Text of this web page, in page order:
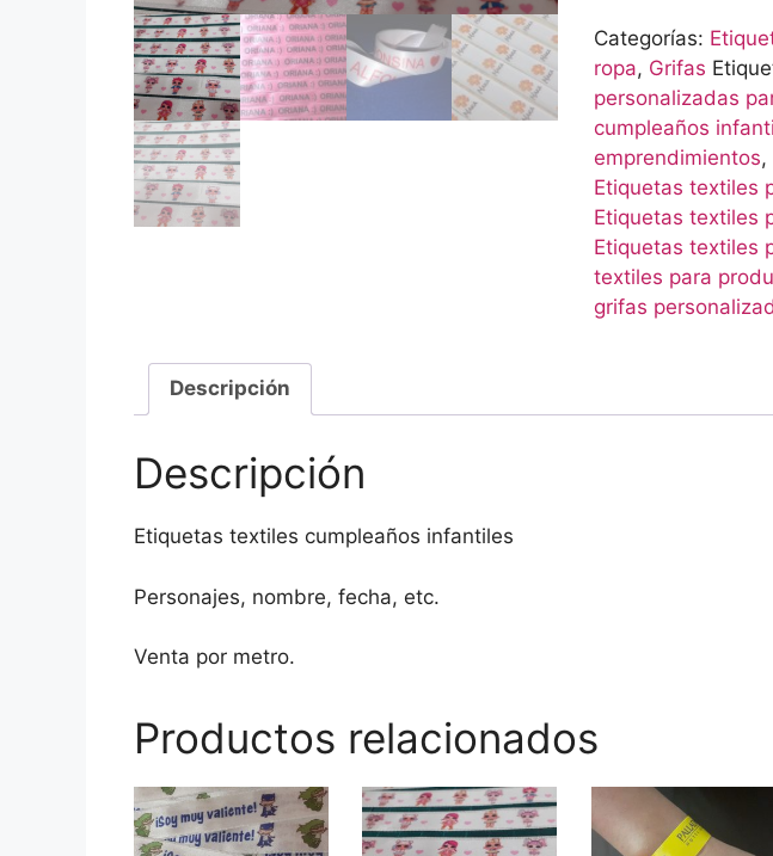
Categorías:
ropa, Grifas
personalizadas
cumpleaños
emprendimientos,
Etiquetas textiles
Etiquetas textiles
Etiquetas textiles
textiles para
grifas
Descripción
Descripción
Etiquetas textiles cumpleaños infantiles
Personajes, nombre, fecha, etc.
Venta por metro.
Productos relacionados